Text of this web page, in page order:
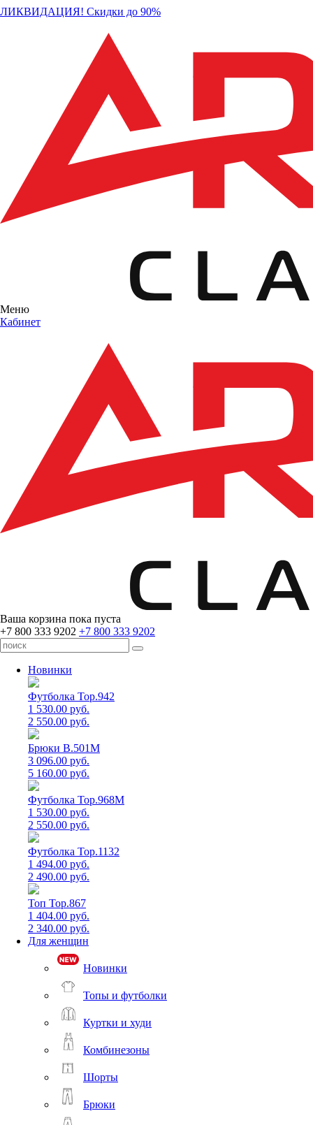
ЛИКВИДАЦИЯ! Скидки до 90%
Меню
Кабинет
Ваша корзина пока пуста
+7 800 333 9202 +7 800 333 9202
Новинки
Футболка Top.942
1 530.00 руб.
2 550.00 руб.
Брюки B.501M
3 096.00 руб.
5 160.00 руб.
Футболка Top.968M
1 530.00 руб.
2 550.00 руб.
Футболка Top.1132
1 494.00 руб.
2 490.00 руб.
Топ Top.867
1 404.00 руб.
2 340.00 руб.
Для женщин
Новинки
Топы и футболки
Куртки и худи
Комбинезоны
Шорты
Брюки